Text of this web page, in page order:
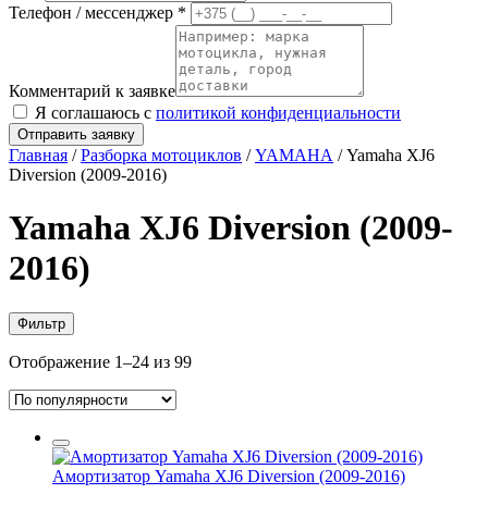
Телефон / мессенджер *
Комментарий к заявке
Я соглашаюсь с политикой конфиденциальности
Отправить заявку
Главная /Разборка мотоциклов /YAMAHA / Yamaha XJ6
Diversion (2009-2016)
Yamaha XJ6 Diversion (2009-
2016)
Фильтр
Отображение 1–24 из 99
Амортизатор Yamaha XJ6 Diversion (2009-2016)